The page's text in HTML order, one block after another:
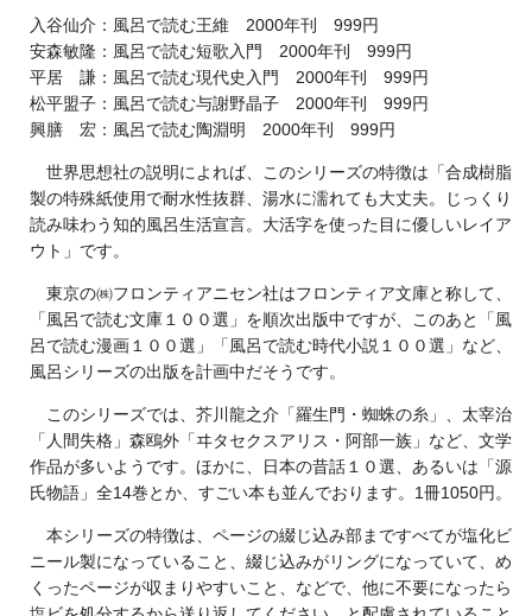
入谷仙介：風呂で読む王維 2000年刊 999円
安森敏隆：風呂で読む短歌入門 2000年刊 999円
平居 謙：風呂で読む現代史入門 2000年刊 999円
松平盟子：風呂で読む与謝野晶子 2000年刊 999円
興膳 宏：風呂で読む陶淵明 2000年刊 999円
世界思想社の説明によれば、このシリーズの特徴は「合成樹脂
製の特殊紙使用で耐水性抜群、湯水に濡れても大丈夫。じっくり
読み味わう知的風呂生活宣言。大活字を使った目に優しいレイア
ウト」です。
東京の㈱フロンティアニセン社はフロンティア文庫と称して、
「風呂で読む文庫１００選」を順次出版中ですが、このあと「風
呂で読む漫画１００選」「風呂で読む時代小説１００選」など、
風呂シリーズの出版を計画中だそうです。
このシリーズでは、芥川龍之介「羅生門・蜘蛛の糸」、太宰治
「人間失格」森鴎外「ヰタセクスアリス・阿部一族」など、文学
作品が多いようです。ほかに、日本の昔話１０選、あるいは「源
氏物語」全14巻とか、すごい本も並んでおります。1冊1050円。
本シリーズの特徴は、ページの綴じ込み部まですべてが塩化ビ
ニール製になっていること、綴じ込みがリングになっていて、め
くったページが収まりやすいこと、などで、他に不要になったら